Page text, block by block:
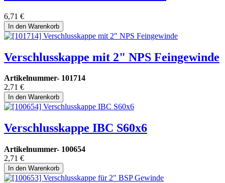
6,71 €
In den Warenkorb
Verschlusskappe mit 2" NPS Feingewinde
Artikelnummer- 101714
2,71 €
In den Warenkorb
Verschlusskappe IBC S60x6
Artikelnummer- 100654
2,71 €
In den Warenkorb